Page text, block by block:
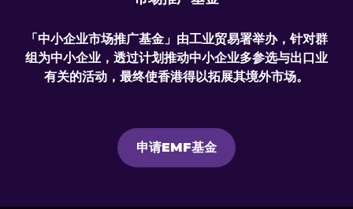
「中小企业市场推广基金」由工业贸易署举办，针对群
组为中小企业，透过计划推动中小企业多参选与出口业
有关的活动，最终使香港得以拓展其境外市场。
申请EMF基金